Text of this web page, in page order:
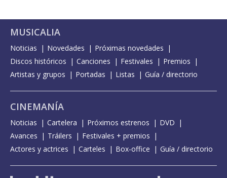
MUSICALIA
Noticias Novedades
Próximas novedades
Discos históricos
Canciones Festivales
Premios
Artistas y grupos
Portadas Listas Guía / directorio
CINEMANÍA
Noticias Cartelera Próximos estrenos
DVD
Avances
Tráilers
Festivales + premios
Actores y actrices
Carteles Box-office Guía / directorio